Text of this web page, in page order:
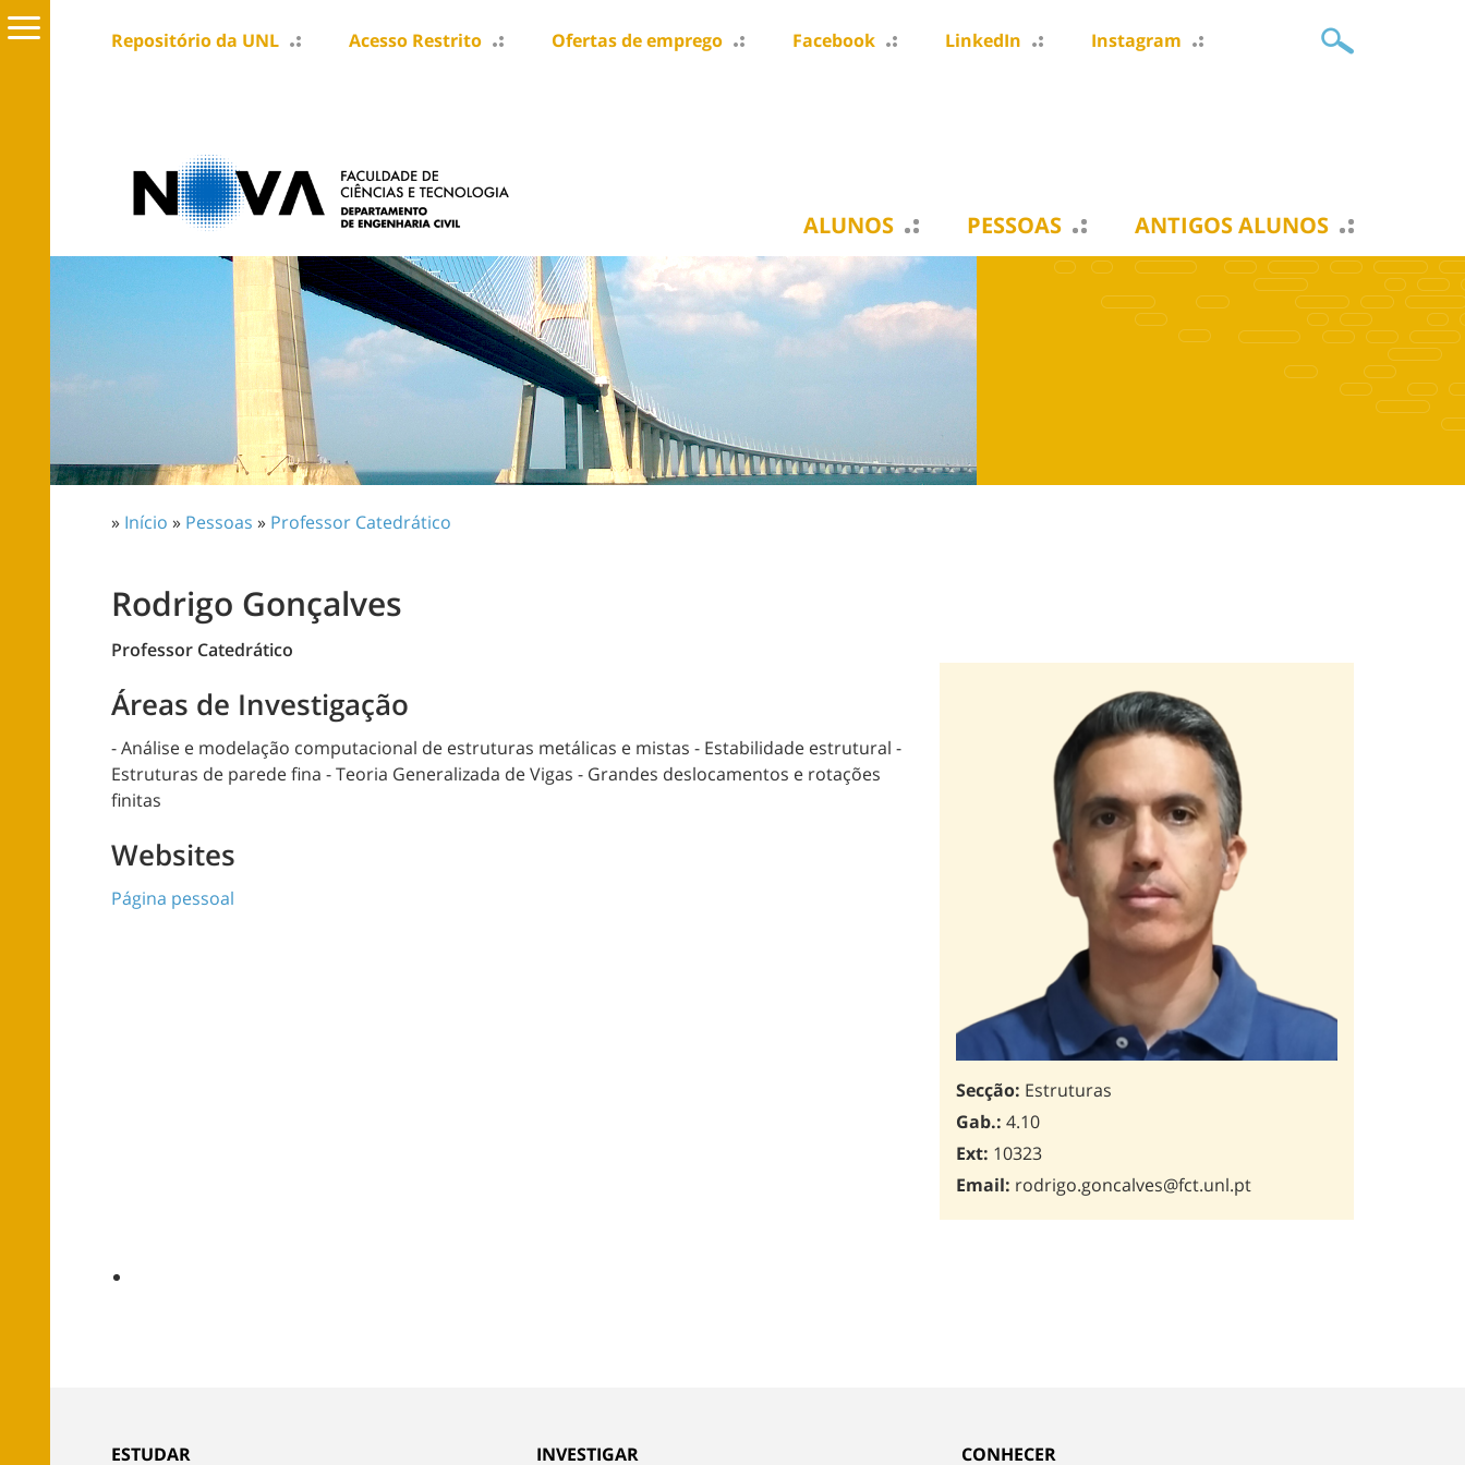
Repositório da UNL Acesso Restrito Ofertas de emprego Facebook LinkedIn Instagram
ALUNOS PESSOAS ANTIGOS ALUNOS
» Início » Pessoas » Professor Catedrático
Rodrigo Gonçalves
Professor Catedrático
Secção: Estruturas
Gab.: 4.10
Ext: 10323
Email: rodrigo.goncalves@fct.unl.pt
Áreas de Investigação
- Análise e modelação computacional de estruturas metálicas e mistas - Estabilidade estrutural -
Estruturas de parede fina - Teoria Generalizada de Vigas - Grandes deslocamentos e rotações
finitas
Websites
Página pessoal
ESTUDAR
INVESTIGAR
CONHECER